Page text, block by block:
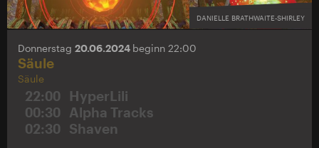
DANIELLE BRATHWAITE-SHIRLEY
Donnerstag 20.06.2024 beginn 22:00
Säule
Säule
22:00
HyperLili
00:30
Alpha Tracks
02:30
Shaven